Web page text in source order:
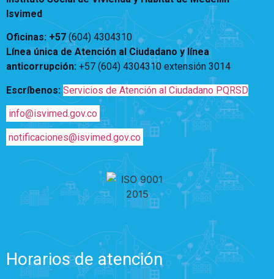
Vivienda Nueva
Vivienda un proyecto
familiar
Titulación
Arrendamiento temporal
Reconocimiento de
Edificaciones – C0
Acompañamiento Social
OPV-JVC
Convocatorias
Nosotros
¿Qué es el ISVIMED?
Plan de Desarrollo
Rendición de cuentas
Directorio de servidores
Encuesta de Percepción
Opciones de accesibilidad
A+ A A-
Tamaño de la
fuente
Contraste
Centro de relevo
Isvimed
Oficinas: +57(604) 4304310
Línea única de Atención al Ciudadano y línea
anticorrupción:+57 (604) 4304310 extensión 3014
Escríbenos: Servicios de Atención al Ciudadano PQRSD
info@isvimed.gov.co
notificaciones@isvimed.gov.co
Horarios de atención